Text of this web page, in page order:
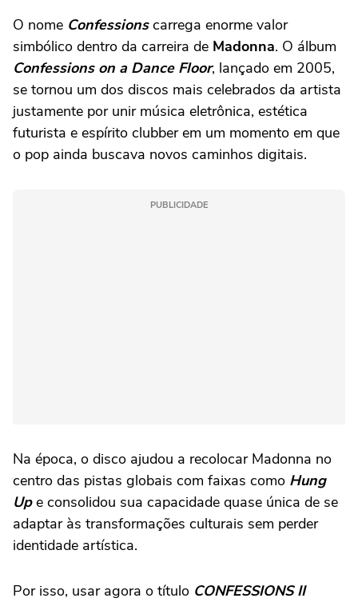
O nome Confessionscarrega enorme valor
simbólico dentro da carreira de Madonna. O álbum
Confessions on a Dance Floor, lançado em 2005,
se tornou um dos discos mais celebrados da artista
justamente por unir música eletrônica, estética
futurista e espírito clubber em um momento em que
o pop ainda buscava novos caminhos digitais.
PUBLICIDADE
Na época, o disco ajudou a recolocar Madonna no
centro das pistas globais com faixas como Hung
Upe consolidou sua capacidade quase única de se
adaptar às transformações culturais sem perder
identidade artística.
Por isso, usar agora o título CONFESSIONS II